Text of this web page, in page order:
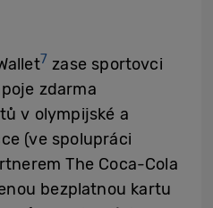
7 zase sportovci
zdarma
v olympijské a
(ve spolupráci
The Coca-Cola
bezplatnou kartu